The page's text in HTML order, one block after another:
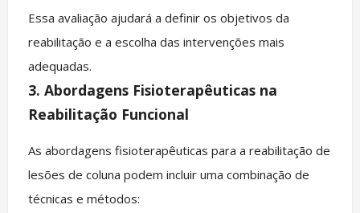
Essa avaliação ajudará a definir os objetivos da
reabilitação e a escolha das intervenções mais
adequadas.
3. Abordagens Fisioterapêuticas na
Reabilitação Funcional
As abordagens fisioterapêuticas para a reabilitação de
lesões de coluna podem incluir uma combinação de
técnicas e métodos: